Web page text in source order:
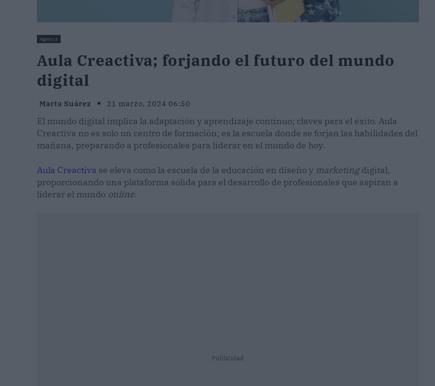
Agencia
Aula Creactiva; forjando el futuro del mundo
digital
Marta Suárez 21 marzo, 2024 06:50
El mundo digital implica la adaptación y aprendizaje continuo; claves para el éxito. Aula
Creactiva no es solo un centro de formación; es la escuela donde se forjan las habilidades del
mañana, preparando a profesionales para liderar en el mundo de hoy.
Aula Creactiva se eleva como la escuela de la educación en diseño y marketingdigital,
proporcionando una plataforma sólida para el desarrollo de profesionales que aspiran a
liderar el mundo online.
Publicidad